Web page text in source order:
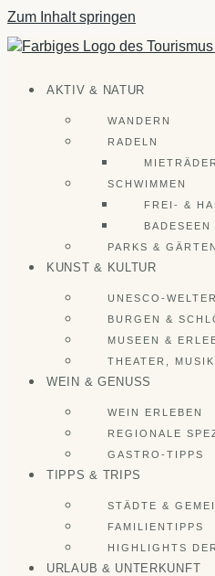
Zum Inhalt springen
AKTIV & NATUR
WANDERN
RADELN
MIETRÄDER
SCHWIMMEN
FREI- &
BADESEEN
PARKS & GÄRTEN
KUNST & KULTUR
UNESCO-
BURGEN &
MUSEEN &
THEATER,
WEIN & GENUSS
WEIN ERLEBEN
REGIONALE
GASTRO-TIPPS
TIPPS & TRIPS
STÄDTE &
FAMILIENTIPPS
HIGHLIGHTS
URLAUB & UNTERKUNFT